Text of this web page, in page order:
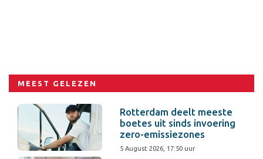
MEEST GELEZEN
Rotterdam deelt meeste
boetes uit sinds invoering
zero-emissiezones
5 August 2026, 17:50 uur